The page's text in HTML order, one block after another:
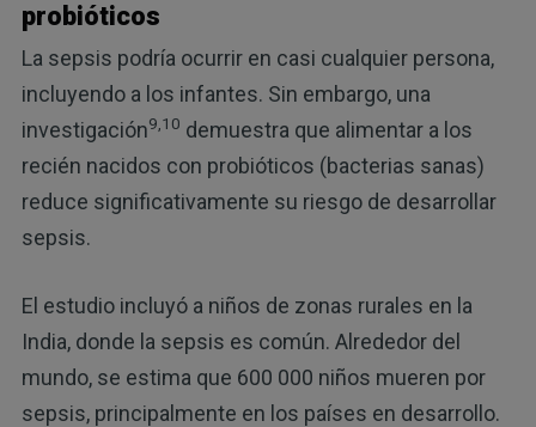
probióticos
La sepsis podría ocurrir en casi cualquier persona,
incluyendo a los infantes. Sin embargo, una
investigación9,10 demuestra que alimentar a los
recién nacidos con probióticos (bacterias sanas)
reduce significativamente su riesgo de desarrollar
sepsis.
El estudio incluyó a niños de zonas rurales en la
India, donde la sepsis es común. Alrededor del
mundo, se estima que 600 000 niños mueren por
sepsis, principalmente en los países en desarrollo.